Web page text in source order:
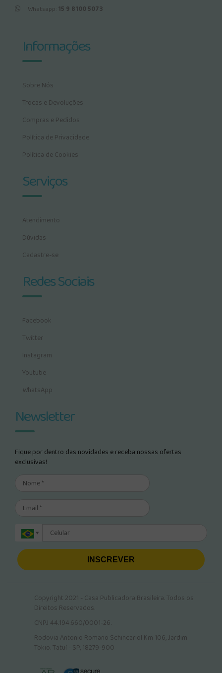
Whatsapp: 15 9 8100 5073
Informações
Sobre Nós
Trocas e Devoluções
Compras e Pedidos
Política de Privacidade
Política de Cookies
Serviços
Atendimento
Dúvidas
Cadastre-se
Redes Sociais
Facebook
Twitter
Instagram
Youtube
WhatsApp
Newsletter
Fique por dentro das novidades e receba nossas ofertas
exclusivas!
INSCREVER
Copyright 2021 - Casa Publicadora Brasileira. Todos os
Direitos Reservados.
CNPJ 44.194.660/0001-26.
Rodovia Antonio Romano Schincariol Km 106, Jardim
Tokio. Tatuí - SP, 18279-900